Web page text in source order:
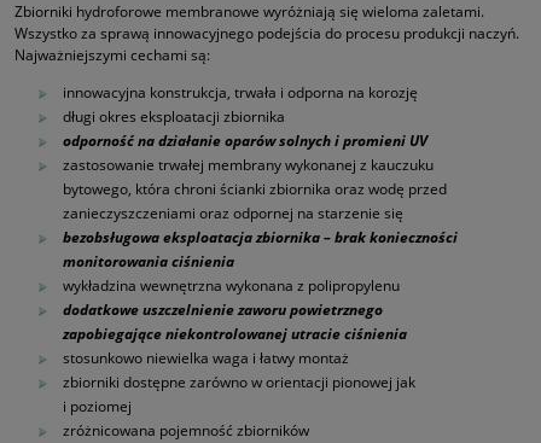
Zbiorniki hydroforowe membranowe wyróżniają się wieloma zaletami.
Wszystko za sprawą innowacyjnego podejścia do procesu produkcji naczyń.
Najważniejszymi cechami są:
innowacyjna konstrukcja, trwała i odporna na korozję
długi okres eksploatacji zbiornika
odporność na działanie oparów solnych i promieni UV
zastosowanie trwałej membrany wykonanej z kauczuku
bytowego, która chroni ścianki zbiornika oraz wodę przed
zanieczyszczeniami oraz odpornej na starzenie się
bezobsługowa eksploatacja zbiornika – brak konieczności
monitorowania ciśnienia
wykładzina wewnętrzna wykonana z polipropylenu
dodatkowe uszczelnienie zaworu powietrznego
zapobiegające niekontrolowanej utracie ciśnienia
stosunkowo niewielka waga i łatwy montaż
zbiorniki dostępne zarówno w orientacji pionowej jak
i poziomej
zróżnicowana pojemność zbiorników